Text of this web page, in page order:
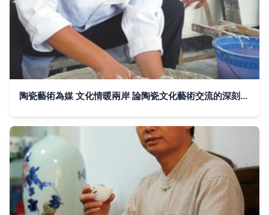
陶瓷藝術為媒 文化情暖兩岸 論陶瓷文化藝術交流的深刻意涵